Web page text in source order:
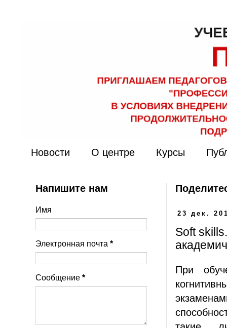
Новости О центре Курсы
23 дек.
Soft
При
Напишите нам
Имя
Электронная почта *
Сообщение *